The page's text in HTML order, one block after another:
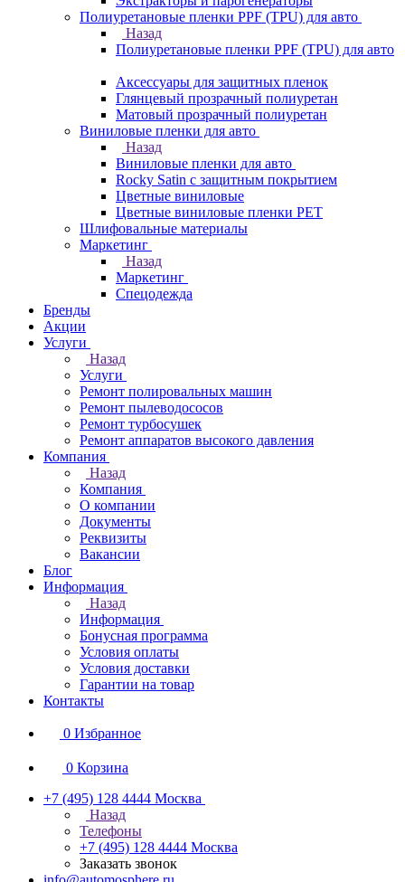
Полиуретановые пленки PPF (TPU) для авто
Назад
Полиуретановые пленки PPF (TPU) для авто
Аксессуары для защитных пленок
Глянцевый прозрачный полиуретан
Матовый прозрачный полиуретан
Виниловые пленки для авто
Назад
Виниловые пленки для авто
Rocky Satin с защитным покрытием
Цветные виниловые
Цветные виниловые пленки PET
Шлифовальные материалы
Маркетинг
Назад
Маркетинг
Спецодежда
Бренды
Акции
Услуги
Назад
Услуги
Ремонт полировальных машин
Ремонт пылеводососов
Ремонт турбосушек
Ремонт аппаратов высокого давления
Компания
Назад
Компания
О компании
Документы
Реквизиты
Вакансии
Блог
Информация
Назад
Информация
Бонусная программа
Условия оплаты
Условия доставки
Гарантии на товар
Контакты
0 Избранное
0 Корзина
+7 (495) 128 4444 Москва
Назад
Телефоны
+7 (495) 128 4444 Москва
Заказать звонок